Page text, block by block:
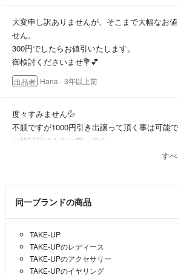
✓お支払いは期日まで厳守でお願いします。
■ 商品 ■
✓お品物の傷や汚れ等の状態について、できる
よう確認していますが、
見落とし等があった場合はご容赦下さい。
✓素人撮影になります。画像と実物の形や色に
ます。
✓特徴や使用感等については、解釈に個人差が
ご注文下さい。
お品物の説明全般、個人の主観による物です。
✓稀に発送が予定より越える場合がございます
✓配送事故等の場合、返品や代替品の発送は
配送事故による未着の場合でも受け取り通知
す。
✓ご不在の場合必ず保管期限内にお受取り下
大変申し訳ありませんが、そこまで大幅なお
せん。
300円でしたらお値引いたします。
御検討くださいませ💐💕
出品者 Hana - 3年以上前
度々すみません💦
不躾ですが1000円引き出譲って頂く事は可能
ご検討頂けますと幸いです。
どうぞよろしくお願いいたします🙇‍♀️
ご丁寧なお返事有難うございます。
前向きに検討させて頂きます。
す
同一ブランドの商品
TAKE-UP
TAKE-UPのレディース
TAKE-UPのアクセサリー
TAKE-UPのイヤリング